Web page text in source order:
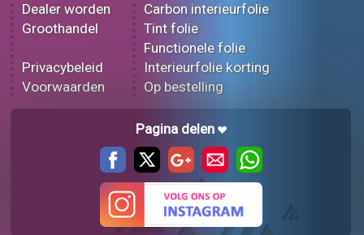
Dealer worden
Groothandel
Privacybeleid
Voorwaarden
Carbon interieurfolie
Tint folie
Functionele folie
Interieurfolie korting
Op bestelling
Pagina delen